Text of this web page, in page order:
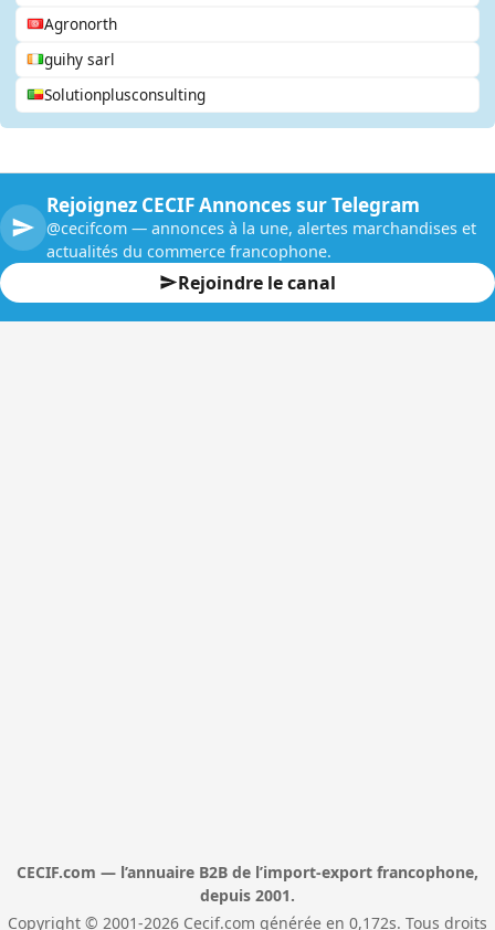
Agronorth
guihy sarl
Solutionplusconsulting
Rejoignez CECIF Annonces sur Telegram
@cecifcom — annonces à la une, alertes marchandises et
actualités du commerce francophone.
Rejoindre le canal
CECIF.com — l’annuaire B2B de l’import-export francophone,
depuis 2001.
Copyright © 2001-2026 Cecif.com générée en 0,172s. Tous droits